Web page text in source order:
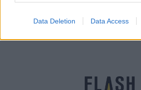
Data Deletion Data Access